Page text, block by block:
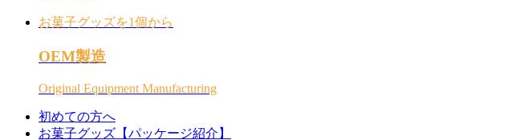
お菓子グッズを1個から
OEM製造
Original Equipment Manufacturing
初めての方へ
お菓子グッズ【パッケージ紹介】